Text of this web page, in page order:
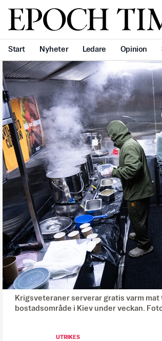
Svenska Epoch
Start Nyheter Ledare Opinion
Krigsveteraner serverar gratis varm
bostadsområde i Kiev under veckan.
UTRIKES